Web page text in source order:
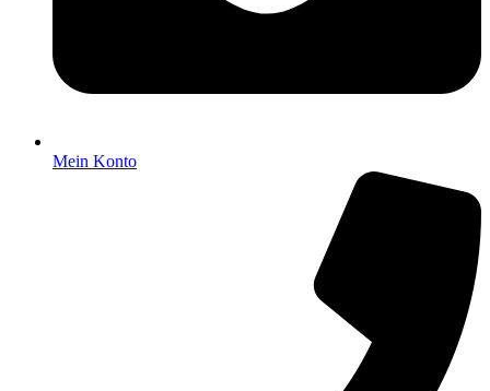
Mein Konto